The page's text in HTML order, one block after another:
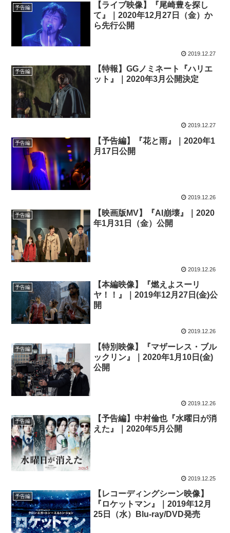
予告編
【ライブ映像】『尾崎豊を探し
て』｜2020年12月27日（金）か
ら先行公開
2019.12.27
予告編
【特報】GGノミネート『ハリエ
ット』｜2020年3月公開決定
2019.12.27
予告編
【予告編】『花と雨』｜2020年1
月17日公開
2019.12.26
予告編
【映画版MV】『AI崩壊』｜2020
年1月31日（金）公開
2019.12.26
予告編
【本編映像】『燃えよスーリ
ヤ！！』｜2019年12月27日(金)公
開
2019.12.26
予告編
【特別映像】『マザーレス・ブル
ックリン』｜2020年1月10日(金)
公開
2019.12.26
予告編
【予告編】中村倫也『水曜日が消
えた』｜2020年5月公開
2019.12.25
予告編
【レコーディングシーン映像】
『ロケットマン』｜2019年12月
25日（水）Blu-ray/DVD発売